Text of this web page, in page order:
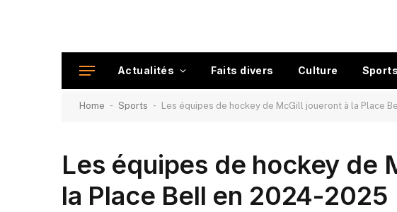
Actualités Faits divers Culture Sports
Home - Sports - Les équipes de hockey de McGill joueront à la Place
Les équipes de hockey de
la Place Bell en 2024-2025